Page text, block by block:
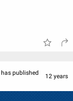
has published
12 years